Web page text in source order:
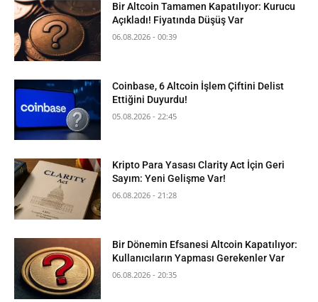
Bir Altcoin Tamamen Kapatılıyor: Kurucu
Açıkladı! Fiyatında Düşüş Var
06.08.2026 - 00:39
Coinbase, 6 Altcoin İşlem Çiftini Delist
Ettiğini Duyurdu!
05.08.2026 - 22:45
Kripto Para Yasası Clarity Act İçin Geri
Sayım: Yeni Gelişme Var!
06.08.2026 - 21:28
Bir Dönemin Efsanesi Altcoin Kapatılıyor:
Kullanıcıların Yapması Gerekenler Var
06.08.2026 - 20:35